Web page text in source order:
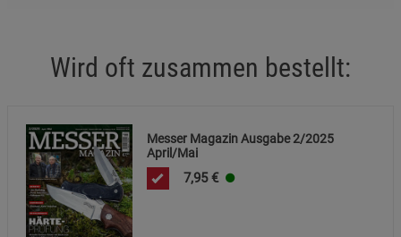
Wird oft zusammen bestellt:
Messer Magazin Ausgabe 2/2025
April/Mai
7,95 €
Beschreibung Marketing Cookies
Datenschutzerklärung Impressum